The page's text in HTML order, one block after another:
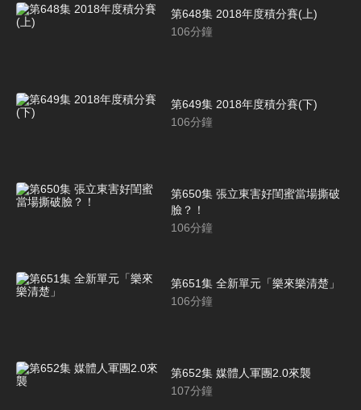
第648集 2018年度積分賽(上)
106分鐘
第649集 2018年度積分賽(下)
106分鐘
第650集 張立東害好閨蜜當場撕破
臉？！
106分鐘
第651集 全新單元「樂來樂清楚」
106分鐘
第652集 媒體人軍團2.0來襲
107分鐘